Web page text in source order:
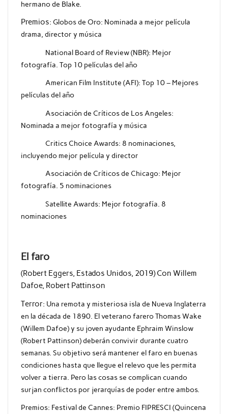
hermano de Blake.
Premios: Globos de Oro: Nominada a mejor película
drama, director y música
National Board of Review (NBR): Mejor
fotografía. Top 10 películas del año
American Film Institute (AFI): Top 10 – Mejores
películas del año
Asociación de Críticos de Los Angeles:
Nominada a mejor fotografía y música
Critics Choice Awards: 8 nominaciones,
incluyendo mejor película y director
Asociación de Críticos de Chicago: Mejor
fotografía. 5 nominaciones
Satellite Awards: Mejor fotografía. 8
nominaciones
El faro
(Robert Eggers, Estados Unidos, 2019) Con Willem
Dafoe, Robert Pattinson
Terror: Una remota y misteriosa isla de Nueva Inglaterra
en la década de 1890. El veterano farero Thomas Wake
(Willem Dafoe) y su joven ayudante Ephraim Winslow
(Robert Pattinson) deberán convivir durante cuatro
semanas. Su objetivo será mantener el faro en buenas
condiciones hasta que llegue el relevo que les permita
volver a tierra. Pero las cosas se complican cuando
surjan conflictos por jerarquías de poder entre ambos.
Premios: Festival de Cannes: Premio FIPRESCI (Quincena